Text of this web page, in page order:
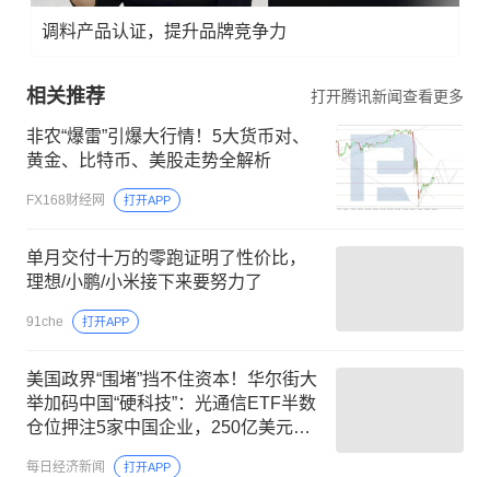
调料产品认证，提升品牌竞争力
相关推荐 打开腾讯新闻查看更多
非农“爆雷”引爆大行情！5大货币对、
黄金、比特币、美股走势全解析
FX168财经网 打开APP
单月交付十万的零跑证明了性价比，
理想/小鹏/小米接下来要努力了
91che 打开APP
美国政界“围堵”挡不住资本！华尔街大
举加码中国“硬科技”：光通信ETF半数
仓位押注5家中国企业，250亿美元明
星ETF重仓长鑫科技
每日经济新闻 打开APP